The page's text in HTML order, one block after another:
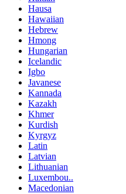
Hausa
Hawaiian
Hebrew
Hmong
Hungarian
Icelandic
Igbo
Javanese
Kannada
Kazakh
Khmer
Kurdish
Kyrgyz
Latin
Latvian
Lithuanian
Luxembou..
Macedonian